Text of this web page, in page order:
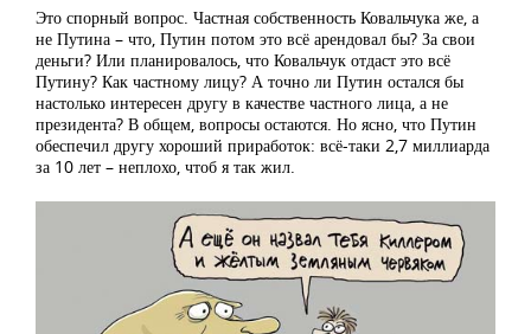
Это спорный вопрос. Частная собственность Ковальчука же, а
не Путина – что, Путин потом это всё арендовал бы? За свои
деньги? Или планировалось, что Ковальчук отдаст это всё
Путину? Как частному лицу? А точно ли Путин остался бы
настолько интересен другу в качестве частного лица, а не
президента? В общем, вопросы остаются. Но ясно, что Путин
обеспечил другу хороший приработок: всё-таки 2,7 миллиарда
за 10 лет – неплохо, чтоб я так жил.